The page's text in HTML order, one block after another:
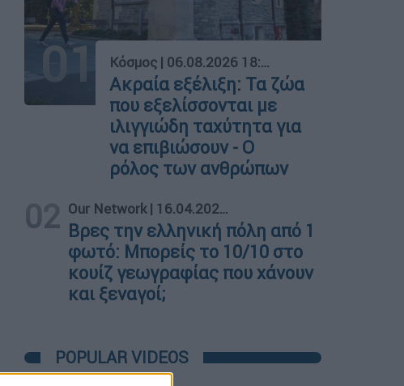
01 Κόσμος | 06.08.2026 18:11
Ακραία εξέλιξη: Τα ζώα
που εξελίσσονται με
ιλιγγιώδη ταχύτητα για
να επιβιώσουν - Ο
ρόλος των ανθρώπων
02 Our Network| 16.04.2026 18:00
Βρες την ελληνική πόλη από 1
φωτό: Μπορείς το 10/10 στο
κουίζ γεωγραφίας που χάνουν
και ξεναγοί;
POPULAR VIDEOS